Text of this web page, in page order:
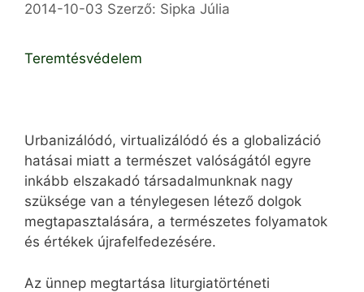
2014-10-03 Szerző: Sipka Júlia
Teremtésvédelem
Urbanizálódó, virtualizálódó és a globalizáció
hatásai miatt a természet valóságától egyre
inkább elszakadó társadalmunknak nagy
szüksége van a ténylegesen létező dolgok
megtapasztalására, a természetes folyamatok
és értékek újrafelfedezésére.
Az ünnep megtartása liturgiatörténeti